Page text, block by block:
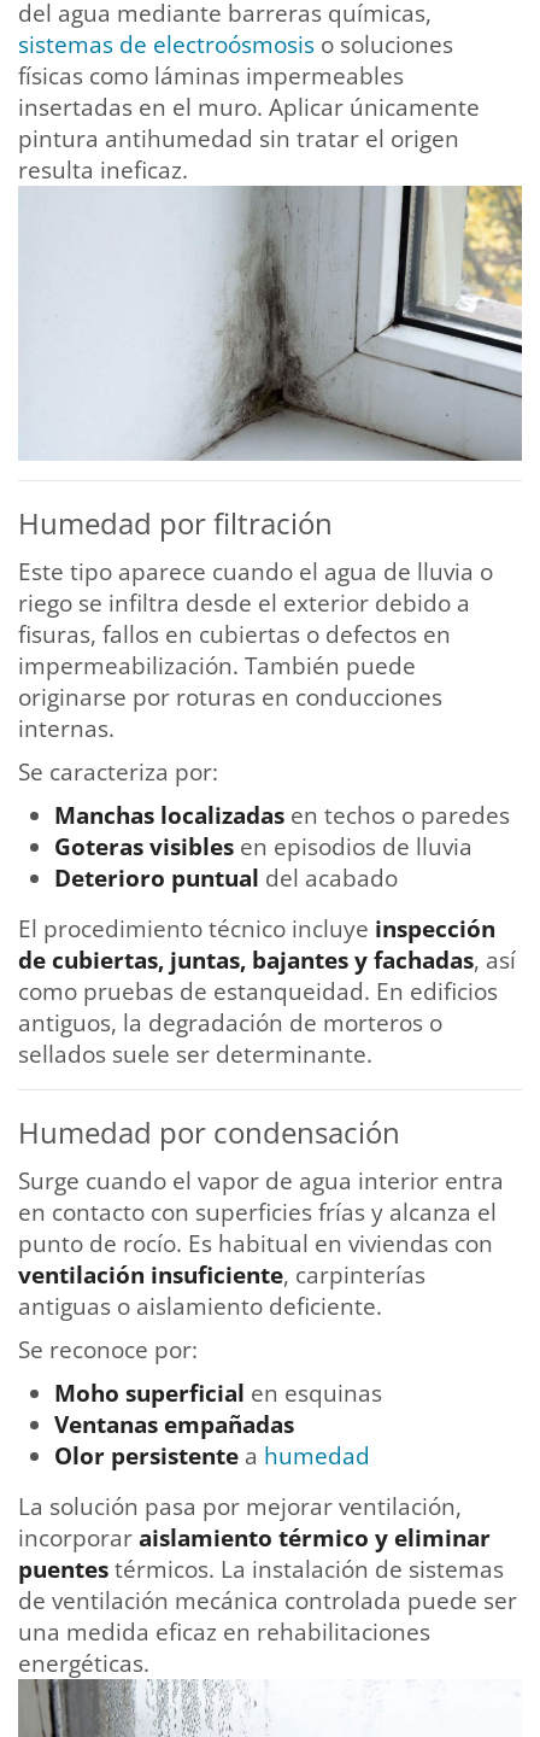
del agua mediante barreras químicas,
sistemas de electroósmosis o soluciones
físicas como láminas impermeables
insertadas en el muro. Aplicar únicamente
pintura antihumedad sin tratar el origen
resulta ineficaz.
Humedad por filtración
Este tipo aparece cuando el agua de lluvia o
riego se infiltra desde el exterior debido a
fisuras, fallos en cubiertas o defectos en
impermeabilización. También puede
originarse por roturas en conducciones
internas.
Se caracteriza por:
Manchas localizadas en techos o paredes
Goteras visibles en episodios de lluvia
Deterioro puntual del acabado
El procedimiento técnico incluye inspección
de cubiertas, juntas, bajantes y fachadas, así
como pruebas de estanqueidad. En edificios
antiguos, la degradación de morteros o
sellados suele ser determinante.
Humedad por condensación
Surge cuando el vapor de agua interior entra
en contacto con superficies frías y alcanza el
punto de rocío. Es habitual en viviendas con
ventilación insuficiente, carpinterías
antiguas o aislamiento deficiente.
Se reconoce por:
Moho superficial en esquinas
Ventanas empañadas
Olor persistente a humedad
La solución pasa por mejorar ventilación,
incorporaraislamiento térmico y eliminar
puentestérmicos. La instalación de sistemas
de ventilación mecánica controlada puede ser
una medida eficaz en rehabilitaciones
energéticas.